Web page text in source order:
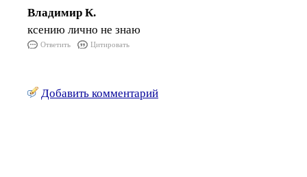
Владимир К.
ксению лично не знаю
Ответить Цитировать
Добавить комментарий